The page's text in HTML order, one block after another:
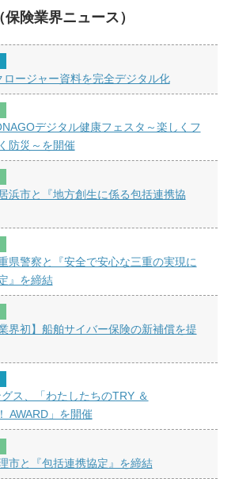
険業界ニュース）
ロージャー資料を完全デジタル化
デジタル健康フェスタ～楽しくフ
防災～を開催
浜市と『地方創生に係る包括連携協
県警察と『安全で安心な三重の実現に
』を締結
界初】船舶サイバー保険の新補償を提
ス、「わたしたちのTRY ＆
AWARD」を開催
市と『包括連携協定』を締結